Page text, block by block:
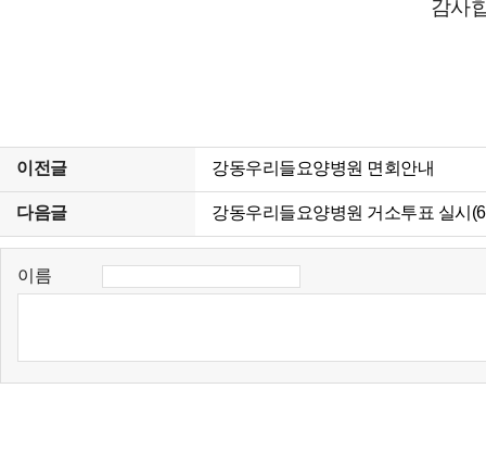
감사
이전글 강동우리들요양병원 면회안내
다음글 강동우리들요양병원 거소투표 실시
이름